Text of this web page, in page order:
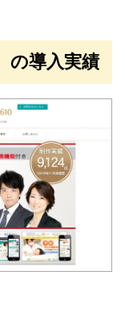
の導入実績